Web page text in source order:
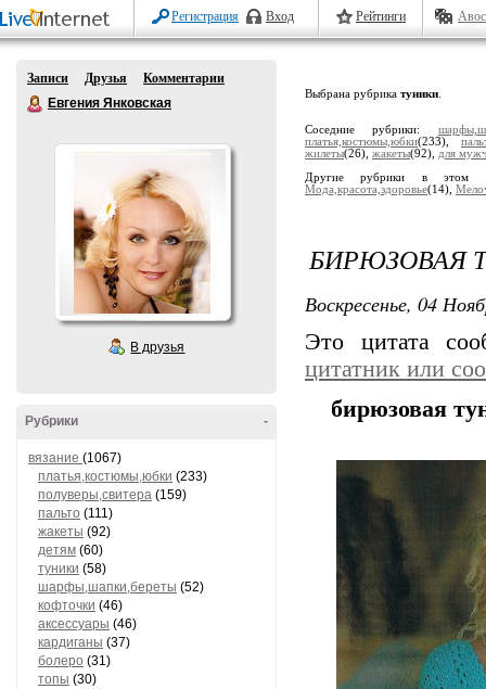
Регистрация Вход Рейтинги
Записи Друзья
Комментарии
Евгения Янковская
В друзья
-
Рубрики
вязание (1067)
платья,костюмы,юбки (233)
полуверы,свитера (159)
пальто (111)
жакеты (92)
детям (60)
туники (58)
шарфы,шапки,береты (52)
кофточки (46)
аксессуары (46)
кардиганы (37)
болеро (31)
топы (30)
Выбрана рубрика туники
Соседние рубрики:
платья,костюмы,юбки(233),
жилеты(26), жакеты(92), для
Другие рубрики в этом
Мода,красота,здоровье(14),
БИРЮЗОВАЯ
Воскресенье, 04
Это цитата
цитатник или
бирюзовая